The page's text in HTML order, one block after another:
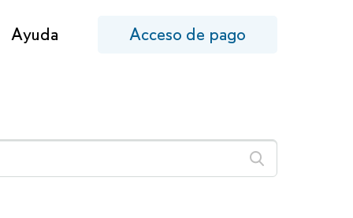
Ayuda Acceso de pago